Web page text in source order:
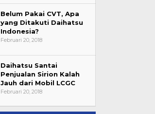
Belum Pakai CVT, Apa
yang Ditakuti Daihatsu
Indonesia?
Februari 20, 2018
Daihatsu Santai
Penjualan Sirion Kalah
Jauh dari Mobil LCGC
Februari 20, 2018